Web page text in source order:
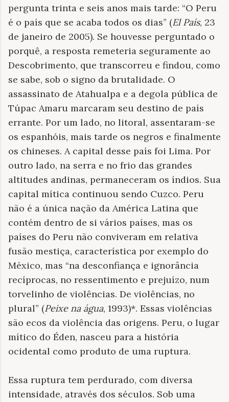
pergunta trinta e seis anos mais tarde: “O Peru
é o país que se acaba todos os dias” (El País, 23
de janeiro de 2005). Se houvesse perguntado o
porquê, a resposta remeteria seguramente ao
Descobrimento, que transcorreu e findou, como
se sabe, sob o signo da brutalidade. O
assassinato de Atahualpa e a degola pública de
Túpac Amaru marcaram seu destino de país
errante. Por um lado, no litoral, assentaram-se
os espanhóis, mais tarde os negros e finalmente
os chineses. A capital desse país foi Lima. Por
outro lado, na serra e no frio das grandes
altitudes andinas, permaneceram os índios. Sua
capital mítica continuou sendo Cuzco. Peru
não é a única nação da América Latina que
contém dentro de si vários países, mas os
países do Peru não conviveram em relativa
fusão mestiça, característica por exemplo do
México, mas “na desconfiança e ignorância
recíprocas, no ressentimento e prejuízo, num
torvelinho de violências. De violências, no
plural” (Peixe na água, 1993)*. Essas violências
são ecos da violência das origens. Peru, o lugar
mítico do Éden, nasceu para a história
ocidental como produto de uma ruptura.
Essa ruptura tem perdurado, com diversa
intensidade, através dos séculos. Sob uma